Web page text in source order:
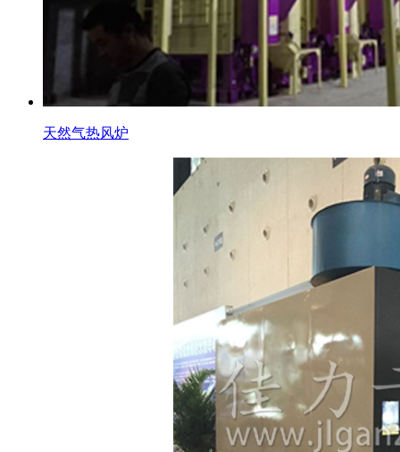
天然气热风炉